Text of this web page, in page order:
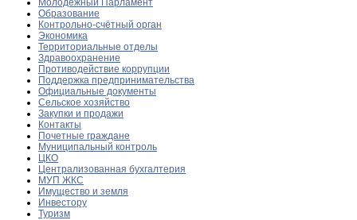
Молодежный Парламент
Образование
Контрольно-счётный орган
Экономика
Территориальные отделы
Здравоохранение
Противодействие коррупции
Поддержка предпринимательства
Официальные документы
Сельское хозяйство
Закупки и продажи
Контакты
Почетные граждане
Муниципальный контроль
ЦКО
Централизованная бухгалтерия
МУП ЖКС
Имущество и земля
Инвестору
Туризм